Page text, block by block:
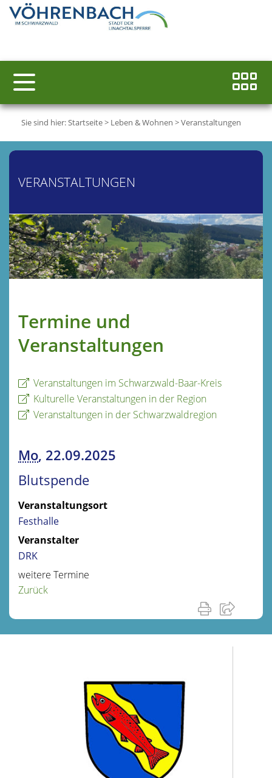
Sie sind hier:Startseite> Leben & Wohnen >Veranstaltungen
VERANSTALTUNGEN
Termine und
Veranstaltungen
Veranstaltungen im Schwarzwald-Baar-Kreis
Kulturelle Veranstaltungen in der Region
Veranstaltungen in der Schwarzwaldregion
Mo, 22.09.2025
Blutspende
Veranstaltungsort
Festhalle
Veranstalter
DRK
weitere Termine
Zurück